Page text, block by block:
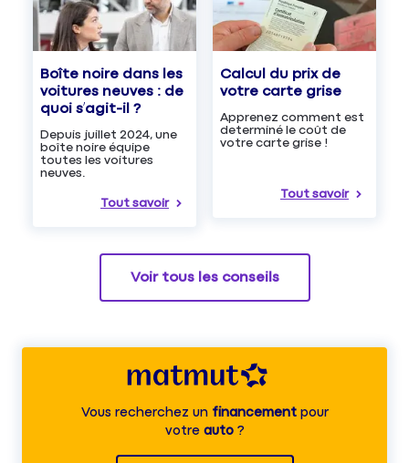
Boîte noire dans les
voitures neuves : de
quoi s’agit-il ?
Depuis juillet 2024, une
boîte noire équipe
toutes les voitures
neuves.
Tout savoir
Calcul du prix de
votre carte grise
Apprenez comment est
determiné le coût de
votre carte grise !
Tout savoir
Voir tous les conseils
Vous recherchez unfinancementpour
votre auto?